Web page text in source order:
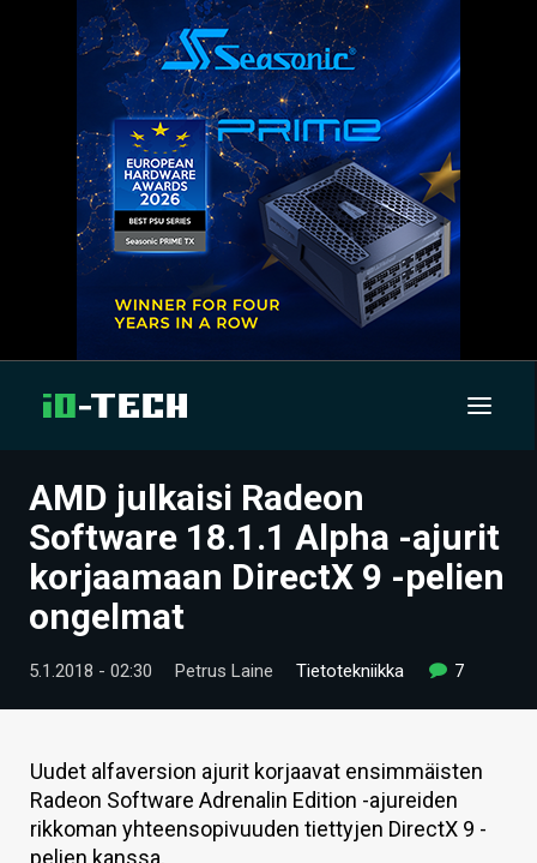
UUTISET
ARTIKKELIT
VIDEOT
TECHBBS
HINTA.FI
KAUPPA
AMD julkaisi Radeon
Software 18.1.1 Alpha -ajurit
korjaamaan DirectX 9 -pelien
ongelmat
5.1.2018 - 02:30 Petrus Laine Tietotekniikka 7
Uudet alfaversion ajurit korjaavat ensimmäisten
Radeon Software Adrenalin Edition -ajureiden
rikkoman yhteensopivuuden tiettyjen DirectX 9 -
pelien kanssa.